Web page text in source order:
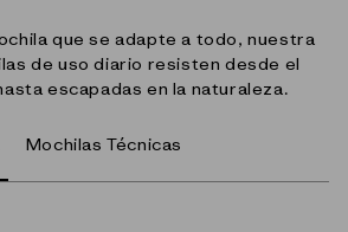
que se adapte a todo, nuestra
de uso diario resisten desde el
escapadas en la naturaleza.
Mochilas Técnicas